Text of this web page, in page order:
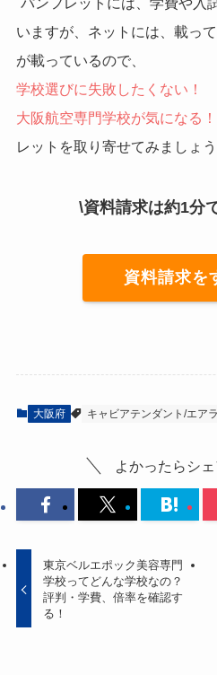
パンフレットには、学費や入
いますが、ネットには、載っ
が載っているので、
学校選びに失敗したくない！
大阪航空専門学校が気になる！
レットを取り寄せてみましょう
\資料請求は約1分
資料請求を
大阪府 キャビアテンダント/エア
よかったらシェ
東京ベルエポック美容専門
学校ってどんな学校なの？
評判・学費、倍率を確認す
る！